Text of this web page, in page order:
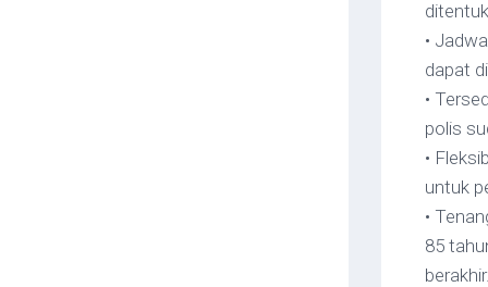
•
dapat
•
polis
•
untuk
•
85